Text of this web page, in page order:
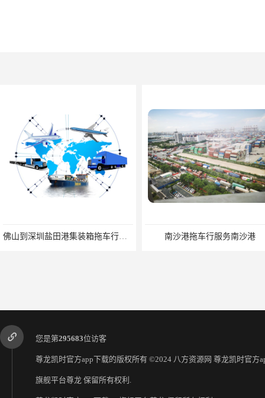
佛山到深圳盐田港集装箱拖车行单价|深耕港口服务 南沙港拖车行服务南沙港
您是第295683位访客
尊龙凯时官方app下载的版权所有 ©2024 八方资源网 尊龙凯时官方
旗舰平台尊龙 保留所有权利.